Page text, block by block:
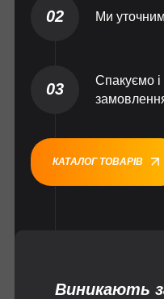
02 Ми
03
Спакуємо
КАТАЛОГ ТОВАРІВ
Виникають